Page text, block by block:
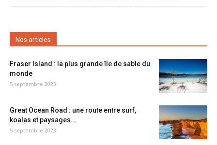
Nos articles
Fraser Island : la plus grande île de sable du
monde
5 septembre 2023
Great Ocean Road : une route entre surf,
koalas et paysages...
5 septembre 2023